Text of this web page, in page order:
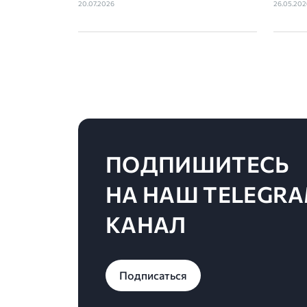
20.07.2026
ПОДПИШИТЕСЬ
НА НАШ
КАНАЛ
Подписаться